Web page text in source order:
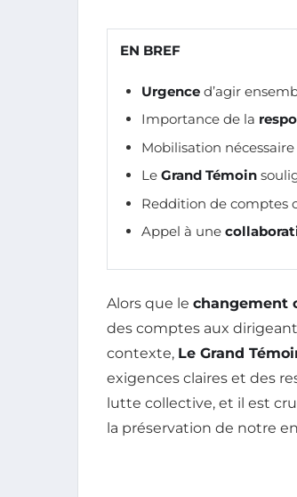
EN BREF
Urgence d’agir
Importance de la
Mobilisation
Le Grand Témoin
Reddition de comptes
Appel à une
Alors que le changement
des comptes aux
contexte, Le Grand
exigences claires et des
lutte collective, et il est
la préservation de notre